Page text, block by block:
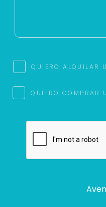
QUIERO ALQUILAR
QUIERO COMPRAR